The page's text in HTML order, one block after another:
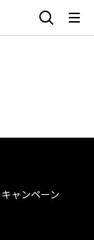
キャンペーン